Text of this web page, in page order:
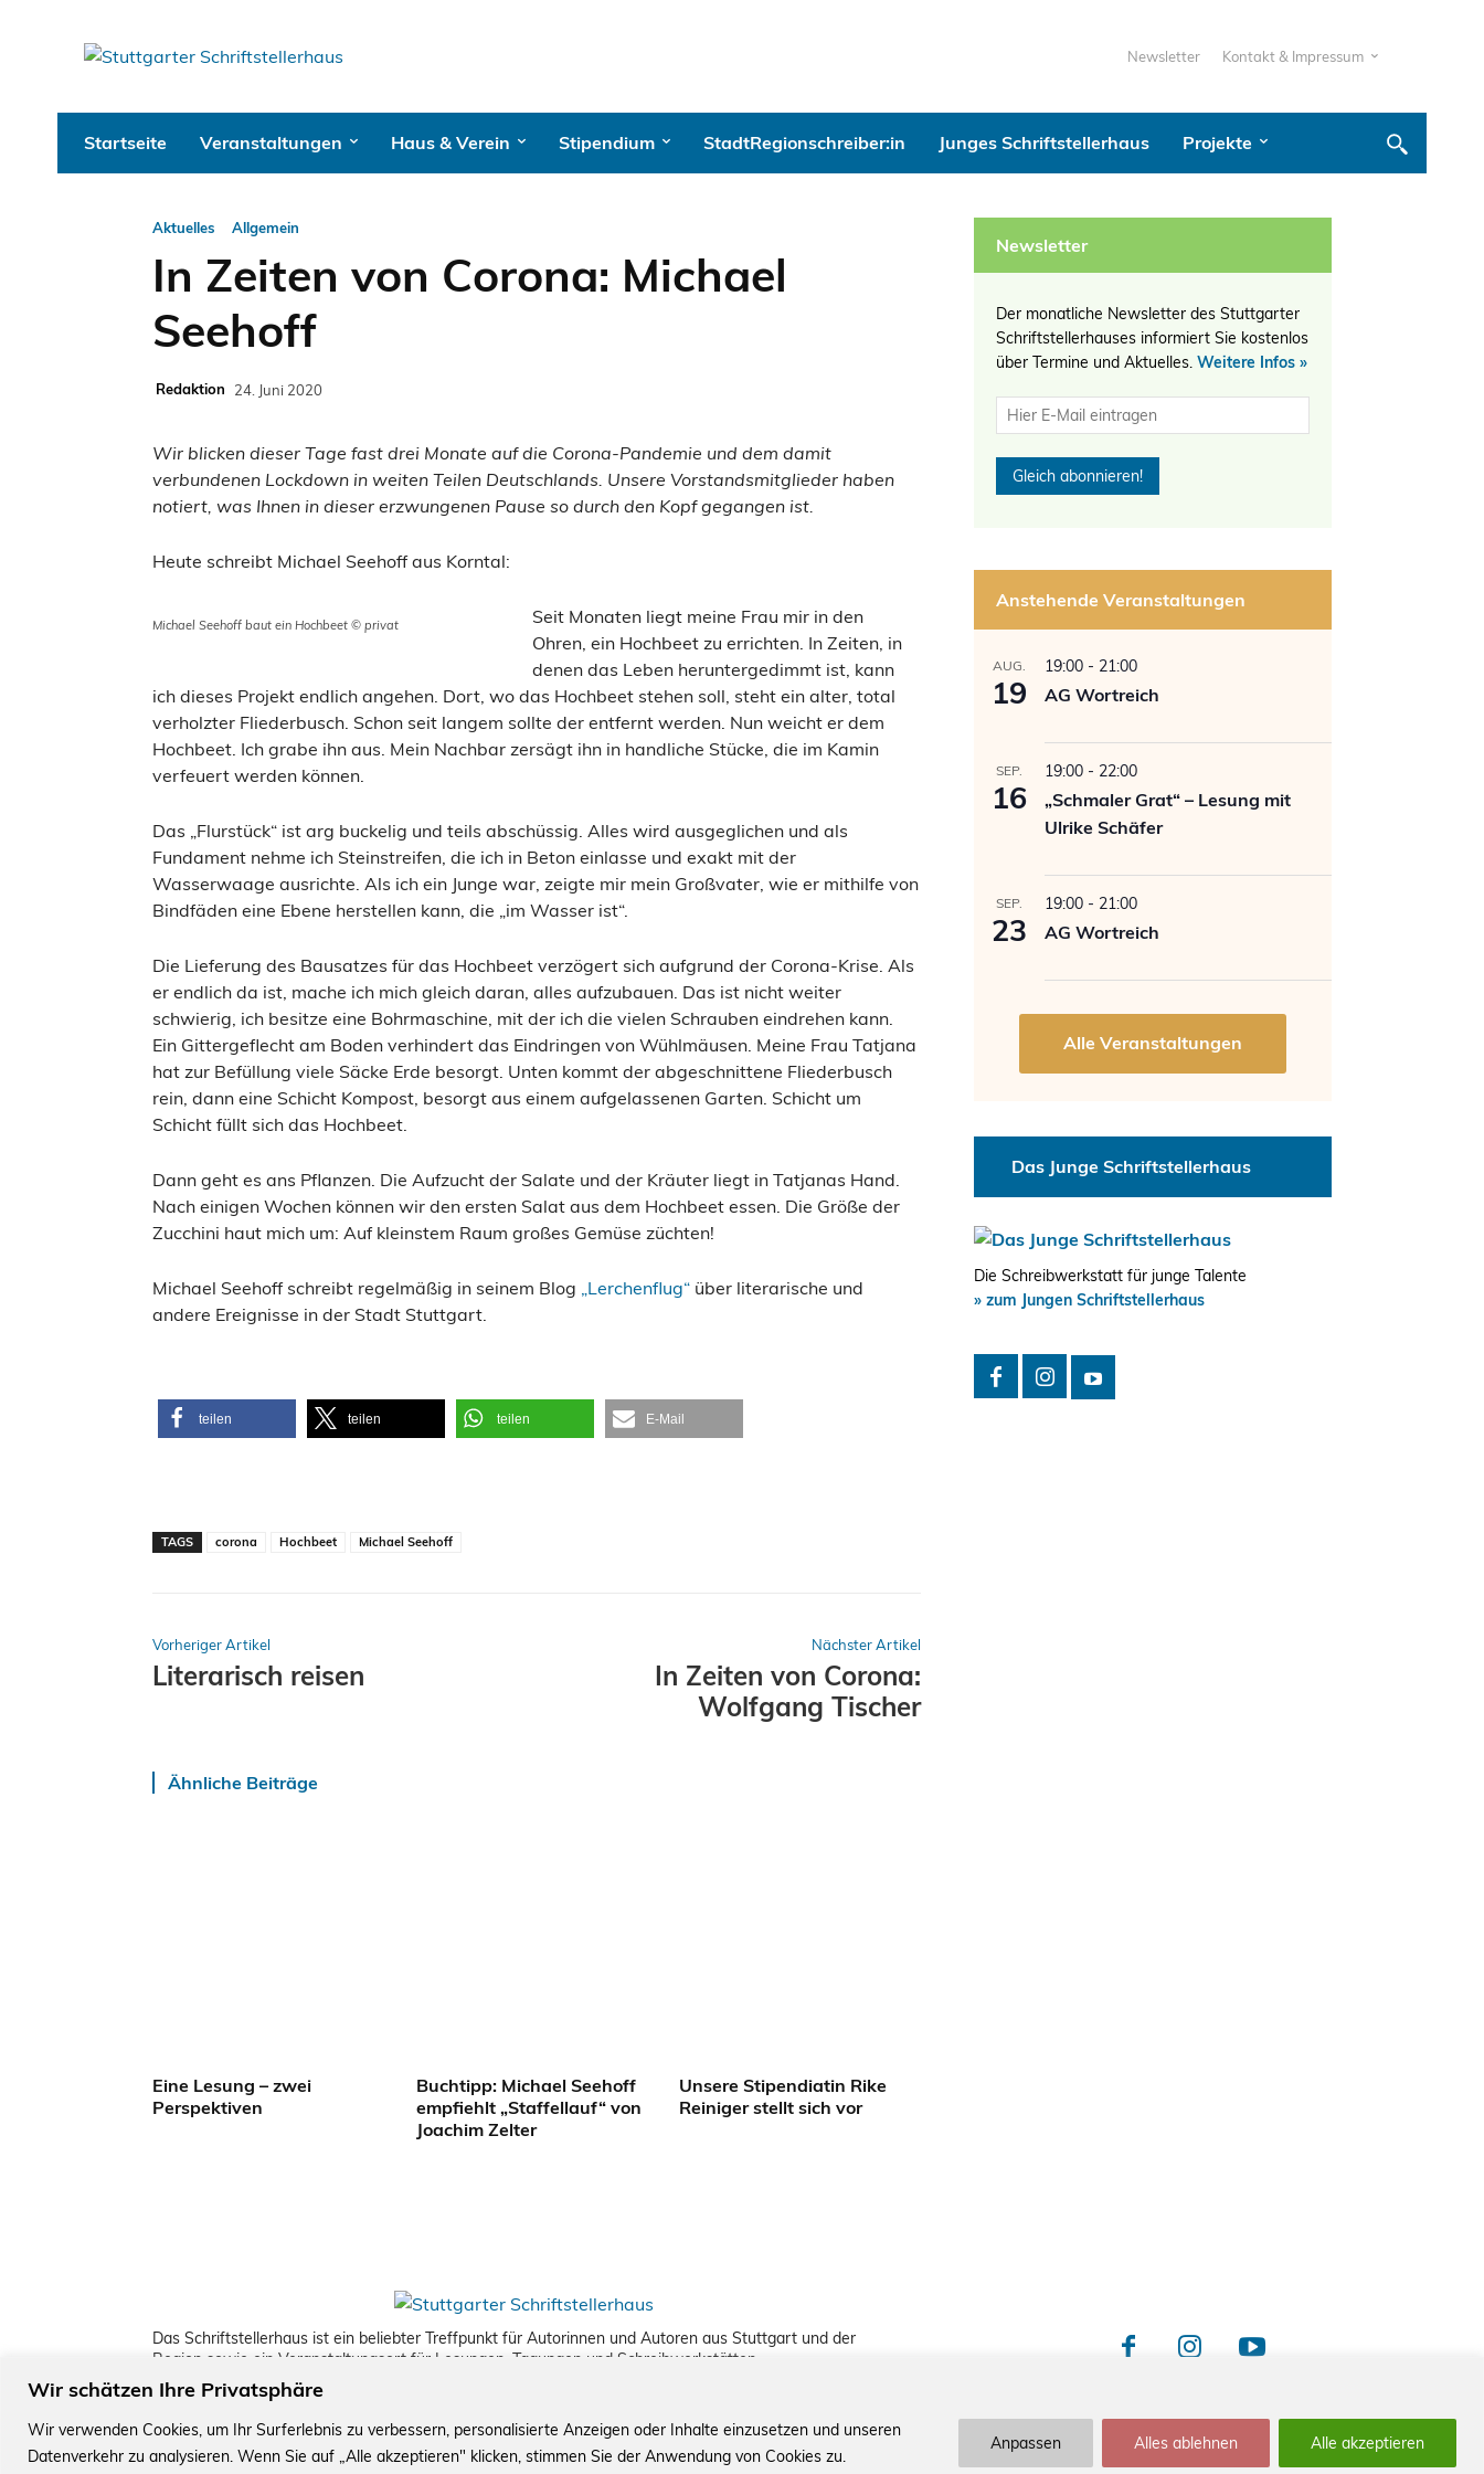
Wir schätzen Ihre Privatsphäre
Wir verwenden Cookies, um Ihr Surferlebnis zu verbessern, personalisierte Anzeigen oder Inhalte einzusetzen und unseren
Datenverkehr zu analysieren. Wenn Sie auf „Alle akzeptieren" klicken, stimmen Sie der Anwendung von Cookies zu.
Anpassen Alles ablehnen Alle akzeptieren
Newsletter Kontakt & Impressum
Startseite Veranstaltungen Haus & Verein Stipendium StadtRegionschreiber:in Junges Schriftstellerhaus Projekte
Aktuelles Allgemein
In Zeiten von Corona: Michael
Seehoff
Redaktion 24. Juni 2020
Wir blicken dieser Tage fast drei Monate auf die Corona-Pandemie und dem damit
verbundenen Lockdown in weiten Teilen Deutschlands. Unsere Vorstandsmitglieder haben
notiert, was Ihnen in dieser erzwungenen Pause so durch den Kopf gegangen ist.
Heute schreibt Michael Seehoff aus Korntal:
Michael Seehoff baut ein Hochbeet © privat
Seit Monaten liegt meine Frau mir in den
Ohren, ein Hochbeet zu errichten. In Zeiten, in
denen das Leben heruntergedimmt ist, kann
ich dieses Projekt endlich angehen. Dort, wo das Hochbeet stehen soll, steht ein alter, total
verholzter Fliederbusch. Schon seit langem sollte der entfernt werden. Nun weicht er dem
Hochbeet. Ich grabe ihn aus. Mein Nachbar zersägt ihn in handliche Stücke, die im Kamin
verfeuert werden können.
Das „Flurstück“ ist arg buckelig und teils abschüssig. Alles wird ausgeglichen und als
Fundament nehme ich Steinstreifen, die ich in Beton einlasse und exakt mit der
Wasserwaage ausrichte. Als ich ein Junge war, zeigte mir mein Großvater, wie er mithilfe von
Bindfäden eine Ebene herstellen kann, die „im Wasser ist“.
Die Lieferung des Bausatzes für das Hochbeet verzögert sich aufgrund der Corona-Krise. Als
er endlich da ist, mache ich mich gleich daran, alles aufzubauen. Das ist nicht weiter
schwierig, ich besitze eine Bohrmaschine, mit der ich die vielen Schrauben eindrehen kann.
Ein Gittergeflecht am Boden verhindert das Eindringen von Wühlmäusen. Meine Frau Tatjana
hat zur Befüllung viele Säcke Erde besorgt. Unten kommt der abgeschnittene Fliederbusch
rein, dann eine Schicht Kompost, besorgt aus einem aufgelassenen Garten. Schicht um
Schicht füllt sich das Hochbeet.
Dann geht es ans Pflanzen. Die Aufzucht der Salate und der Kräuter liegt in Tatjanas Hand.
Nach einigen Wochen können wir den ersten Salat aus dem Hochbeet essen. Die Größe der
Zucchini haut mich um: Auf kleinstem Raum großes Gemüse züchten!
Michael Seehoff schreibt regelmäßig in seinem Blog „Lerchenflug“ über literarische und
andere Ereignisse in der Stadt Stuttgart.
teilen teilen teilen E-Mail
TAGS corona Hochbeet Michael Seehoff
Vorheriger Artikel
Literarisch reisen
Nächster Artikel
In Zeiten von Corona:
Wolfgang Tischer
Ähnliche Beiträge
Eine Lesung – zwei
Perspektiven
Buchtipp: Michael Seehoff
empfiehlt „Staffellauf“ von
Joachim Zelter
Unsere Stipendiatin Rike
Reiniger stellt sich vor
Newsletter
Der monatliche Newsletter des Stuttgarter
Schriftstellerhauses informiert Sie kostenlos
über Termine und Aktuelles. Weitere Infos »
Anstehende Veranstaltungen
AUG.
19
19:00 - 21:00
AG Wortreich
SEP.
16
19:00 - 22:00
„Schmaler Grat“ – Lesung mit
Ulrike Schäfer
SEP.
23
19:00 - 21:00
AG Wortreich
Das Junge Schriftstellerhaus
Die Schreibwerkstatt für junge Talente
» zum Jungen Schriftstellerhaus
Das Schriftstellerhaus ist ein beliebter Treffpunkt für Autorinnen und Autoren aus Stuttgart und der
Region sowie ein Veranstaltungsort für Lesungen, Tagungen und Schreibwerkstätten.
© Stuttgarter Schriftstellerhaus Newsletter Impressum / Kontakt